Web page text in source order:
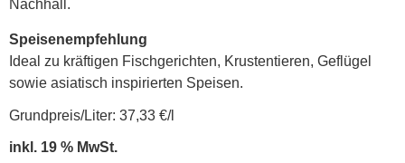
Nachhall.
Speisenempfehlung
Ideal zu kräftigen Fischgerichten, Krustentieren, Geflügel
sowie asiatisch inspirierten Speisen.
Grundpreis/Liter: 37,33 €/l
inkl. 19 % MwSt.